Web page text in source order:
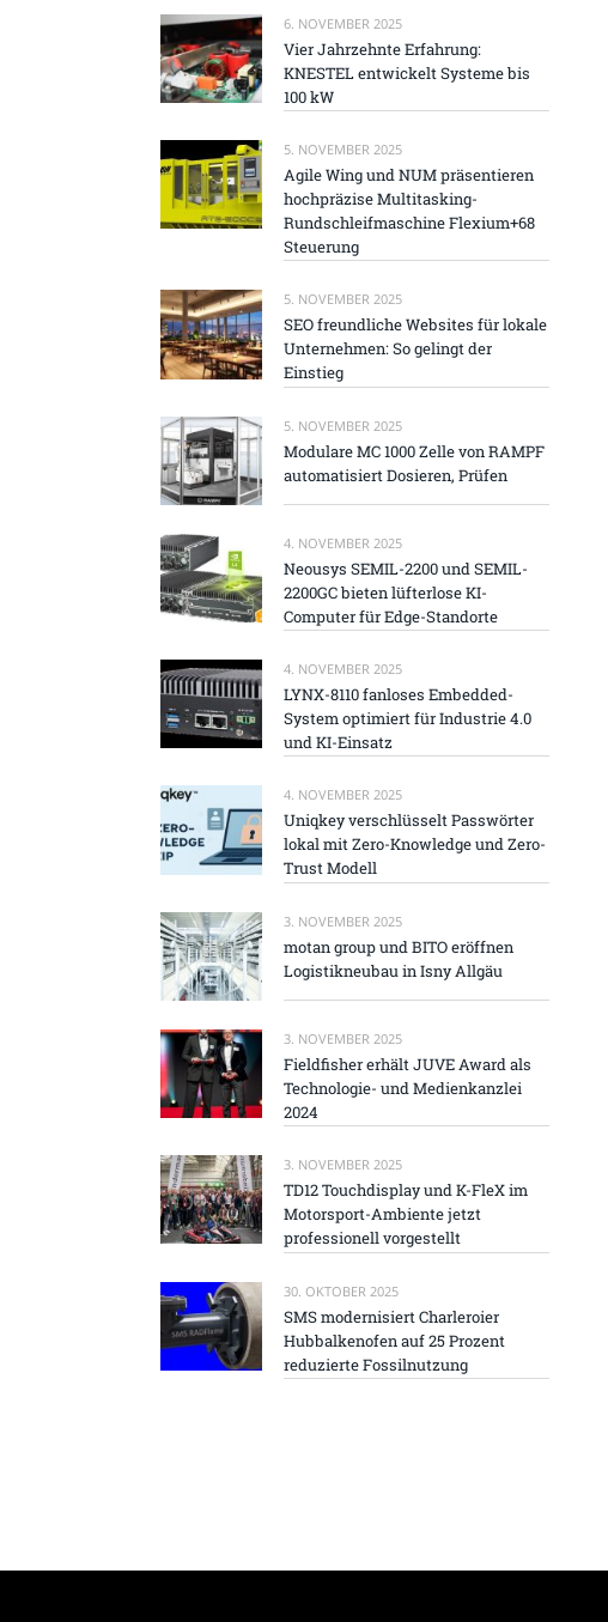
6. NOVEMBER 2025
Vier Jahrzehnte Erfahrung:
KNESTEL entwickelt Systeme bis
100 kW
5. NOVEMBER 2025
Agile Wing und NUM präsentieren
hochpräzise Multitasking-
Rundschleifmaschine Flexium+68
Steuerung
5. NOVEMBER 2025
SEO freundliche Websites für lokale
Unternehmen: So gelingt der
Einstieg
5. NOVEMBER 2025
Modulare MC 1000 Zelle von RAMPF
automatisiert Dosieren, Prüfen
4. NOVEMBER 2025
Neousys SEMIL-2200 und SEMIL-
2200GC bieten lüfterlose KI-
Computer für Edge-Standorte
4. NOVEMBER 2025
LYNX-8110 fanloses Embedded-
System optimiert für Industrie 4.0
und KI-Einsatz
4. NOVEMBER 2025
Uniqkey verschlüsselt Passwörter
lokal mit Zero-Knowledge und Zero-
Trust Modell
3. NOVEMBER 2025
motan group und BITO eröffnen
Logistikneubau in Isny Allgäu
3. NOVEMBER 2025
Fieldfisher erhält JUVE Award als
Technologie- und Medienkanzlei
2024
3. NOVEMBER 2025
TD12 Touchdisplay und K-FleX im
Motorsport-Ambiente jetzt
professionell vorgestellt
30. OKTOBER 2025
SMS modernisiert Charleroier
Hubbalkenofen auf 25 Prozent
reduzierte Fossilnutzung